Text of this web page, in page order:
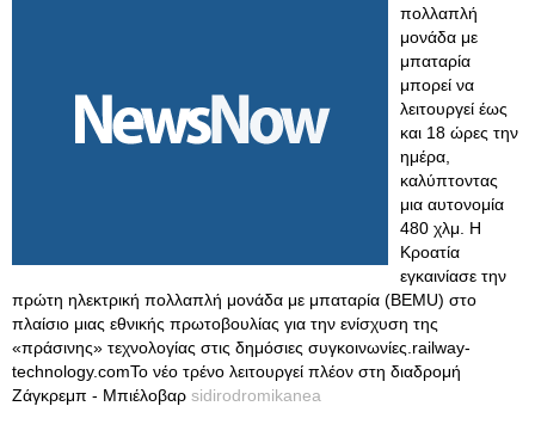
πολλαπλή
μονάδα με
μπαταρία
μπορεί να
λειτουργεί έως
και 18 ώρες την
ημέρα,
καλύπτοντας
μια αυτονομία
480 χλμ. Η
Κροατία
εγκαινίασε την
πρώτη ηλεκτρική πολλαπλή μονάδα με μπαταρία (BEMU) στο
πλαίσιο μιας εθνικής πρωτοβουλίας για την ενίσχυση της
«πράσινης» τεχνολογίας στις δημόσιες συγκοινωνίες.railway-
technology.comΤο νέο τρένο λειτουργεί πλέον στη διαδρομή
Ζάγκρεμπ - Μπιέλοβαρ sidirodromikanea